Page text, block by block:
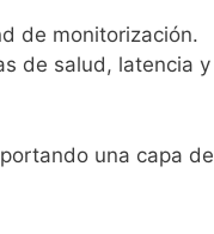
de monitorización.
de salud, latencia y
una capa de